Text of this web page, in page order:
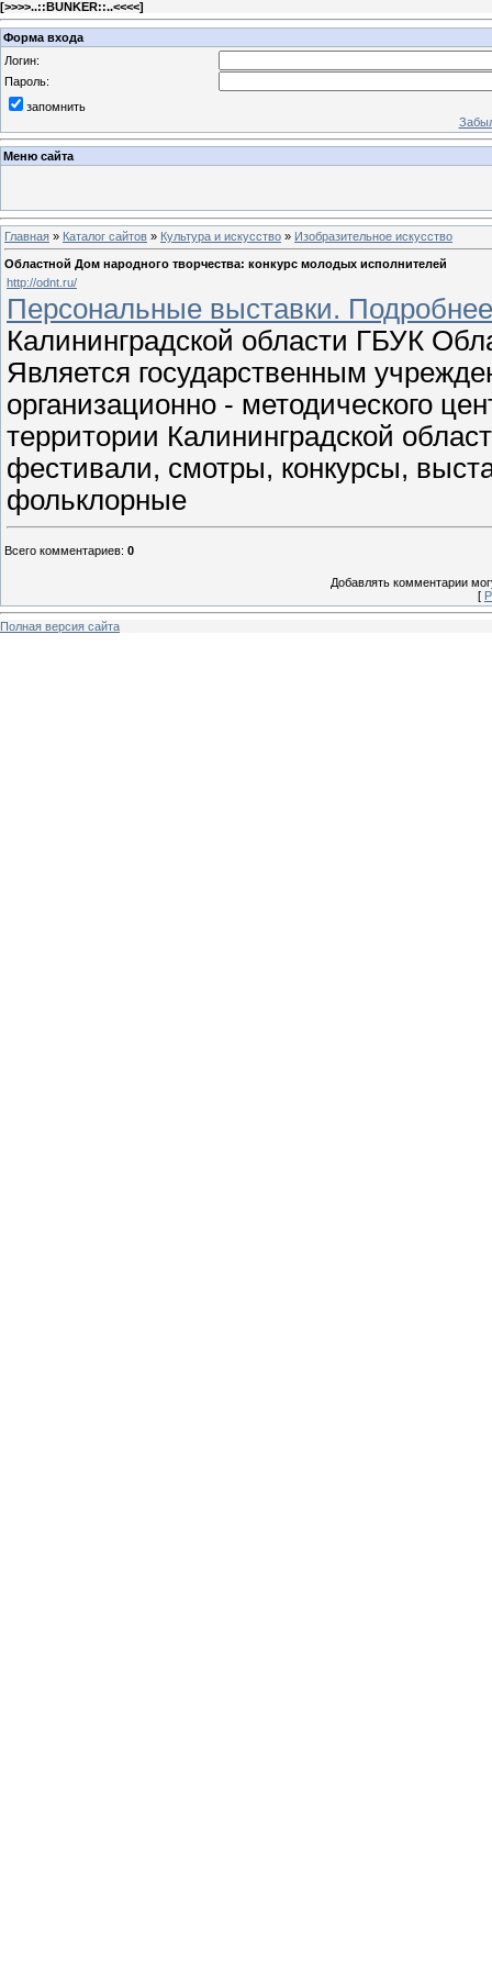
[>>>>..::BUNKER::..<<<<]
Форма входа
Логин:
Пароль:
запомнить
Меню сайта
Главная » Каталог сайтов » Культура и искусство » Изобразительное искусство
Областной Дом народного творчества: конкурс молодых исполнителей
http://odnt.ru/
Персональные выставки.
Калининградской области ГБУК
Является государственным
организационно - методического
территории Калининградской
фестивали, смотры, конкурсы,
фольклорные
Всего комментариев: 0
Добавлять комментарии
[
Полная версия сайта